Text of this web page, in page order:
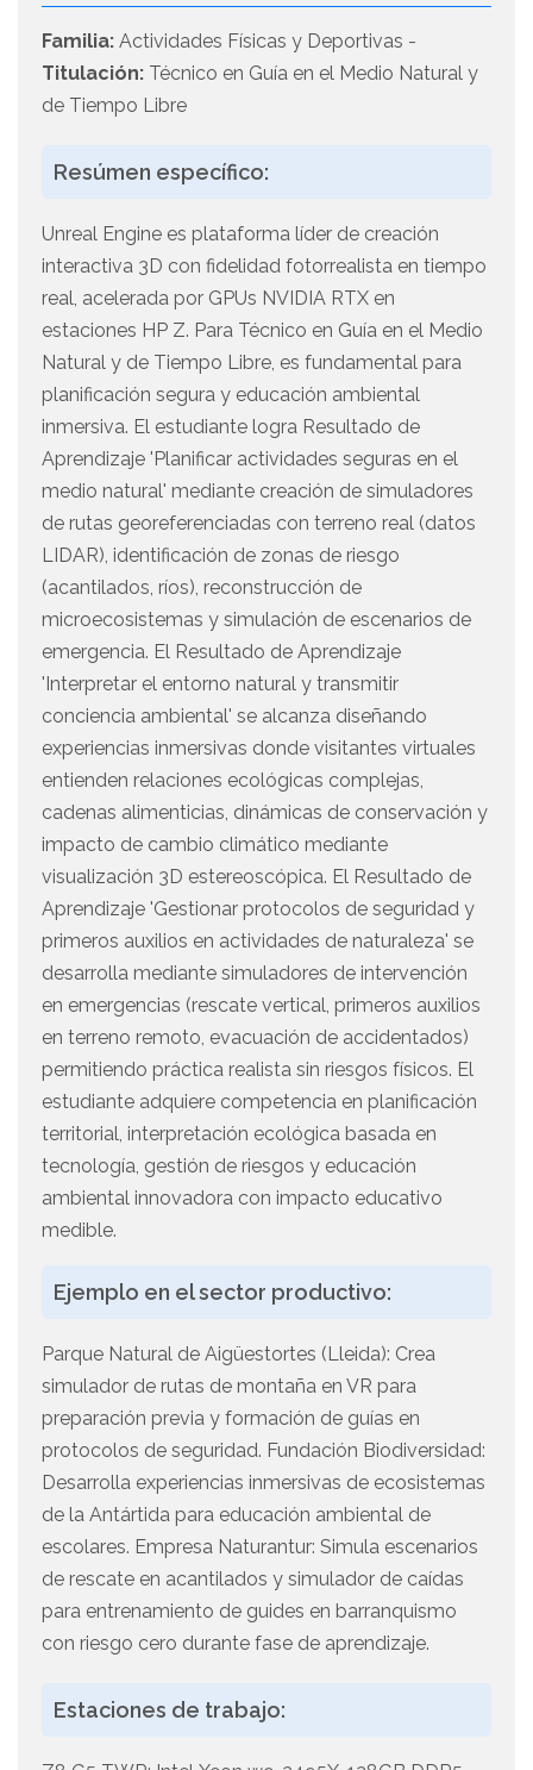
Familia: Actividades Físicas y Deportivas -
Titulación: Técnico en Guía en el Medio Natural y
de Tiempo Libre
Resúmen específico:
Unreal Engine es plataforma líder de creación
interactiva 3D con fidelidad fotorrealista en tiempo
real, acelerada por GPUs NVIDIA RTX en
estaciones HP Z. Para Técnico en Guía en el Medio
Natural y de Tiempo Libre, es fundamental para
planificación segura y educación ambiental
inmersiva. El estudiante logra Resultado de
Aprendizaje 'Planificar actividades seguras en el
medio natural' mediante creación de simuladores
de rutas georeferenciadas con terreno real (datos
LIDAR), identificación de zonas de riesgo
(acantilados, ríos), reconstrucción de
microecosistemas y simulación de escenarios de
emergencia. El Resultado de Aprendizaje
'Interpretar el entorno natural y transmitir
conciencia ambiental' se alcanza diseñando
experiencias inmersivas donde visitantes virtuales
entienden relaciones ecológicas complejas,
cadenas alimenticias, dinámicas de conservación y
impacto de cambio climático mediante
visualización 3D estereoscópica. El Resultado de
Aprendizaje 'Gestionar protocolos de seguridad y
primeros auxilios en actividades de naturaleza' se
desarrolla mediante simuladores de intervención
en emergencias (rescate vertical, primeros auxilios
en terreno remoto, evacuación de accidentados)
permitiendo práctica realista sin riesgos físicos. El
estudiante adquiere competencia en planificación
territorial, interpretación ecológica basada en
tecnología, gestión de riesgos y educación
ambiental innovadora con impacto educativo
medible.
Ejemplo en el sector productivo:
Parque Natural de Aigüestortes (Lleida): Crea
simulador de rutas de montaña en VR para
preparación previa y formación de guías en
protocolos de seguridad. Fundación Biodiversidad:
Desarrolla experiencias inmersivas de ecosistemas
de la Antártida para educación ambiental de
escolares. Empresa Naturantur: Simula escenarios
de rescate en acantilados y simulador de caídas
para entrenamiento de guides en barranquismo
con riesgo cero durante fase de aprendizaje.
Estaciones de trabajo: